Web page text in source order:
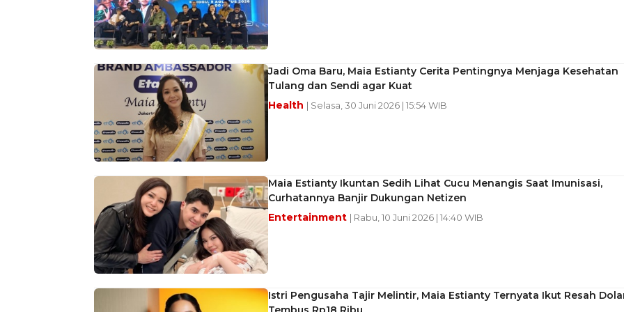
Jadi Oma Baru, Maia Estianty Cerita Pentingnya Menjaga Kesehatan
Tulang dan Sendi agar Kuat
Health | Selasa, 30 Juni 2026 | 15:54 WIB
Maia Estianty Ikuntan Sedih Lihat Cucu Menangis Saat Imunisasi,
Curhatannya Banjir Dukungan Netizen
Entertainment | Rabu, 10 Juni 2026 | 14:40 WIB
Istri Pengusaha Tajir Melintir, Maia Estianty Ternyata Ikut Resah